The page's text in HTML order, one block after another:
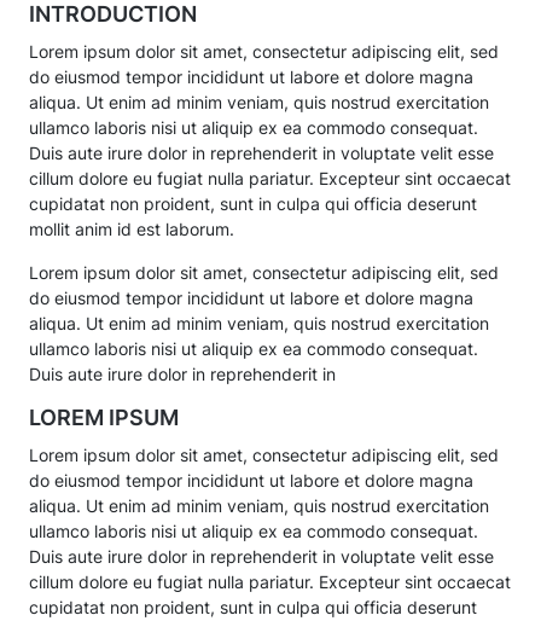
INTRODUCTION
Lorem ipsum dolor sit amet, consectetur adipiscing elit, sed
do eiusmod tempor incididunt ut labore et dolore magna
aliqua. Ut enim ad minim veniam, quis nostrud exercitation
ullamco laboris nisi ut aliquip ex ea commodo consequat.
Duis aute irure dolor in reprehenderit in voluptate velit esse
cillum dolore eu fugiat nulla pariatur. Excepteur sint occaecat
cupidatat non proident, sunt in culpa qui officia deserunt
mollit anim id est laborum.
Lorem ipsum dolor sit amet, consectetur adipiscing elit, sed
do eiusmod tempor incididunt ut labore et dolore magna
aliqua. Ut enim ad minim veniam, quis nostrud exercitation
ullamco laboris nisi ut aliquip ex ea commodo consequat.
Duis aute irure dolor in reprehenderit in
LOREM IPSUM
Lorem ipsum dolor sit amet, consectetur adipiscing elit, sed
do eiusmod tempor incididunt ut labore et dolore magna
aliqua. Ut enim ad minim veniam, quis nostrud exercitation
ullamco laboris nisi ut aliquip ex ea commodo consequat.
Duis aute irure dolor in reprehenderit in voluptate velit esse
cillum dolore eu fugiat nulla pariatur. Excepteur sint occaecat
cupidatat non proident, sunt in culpa qui officia deserunt